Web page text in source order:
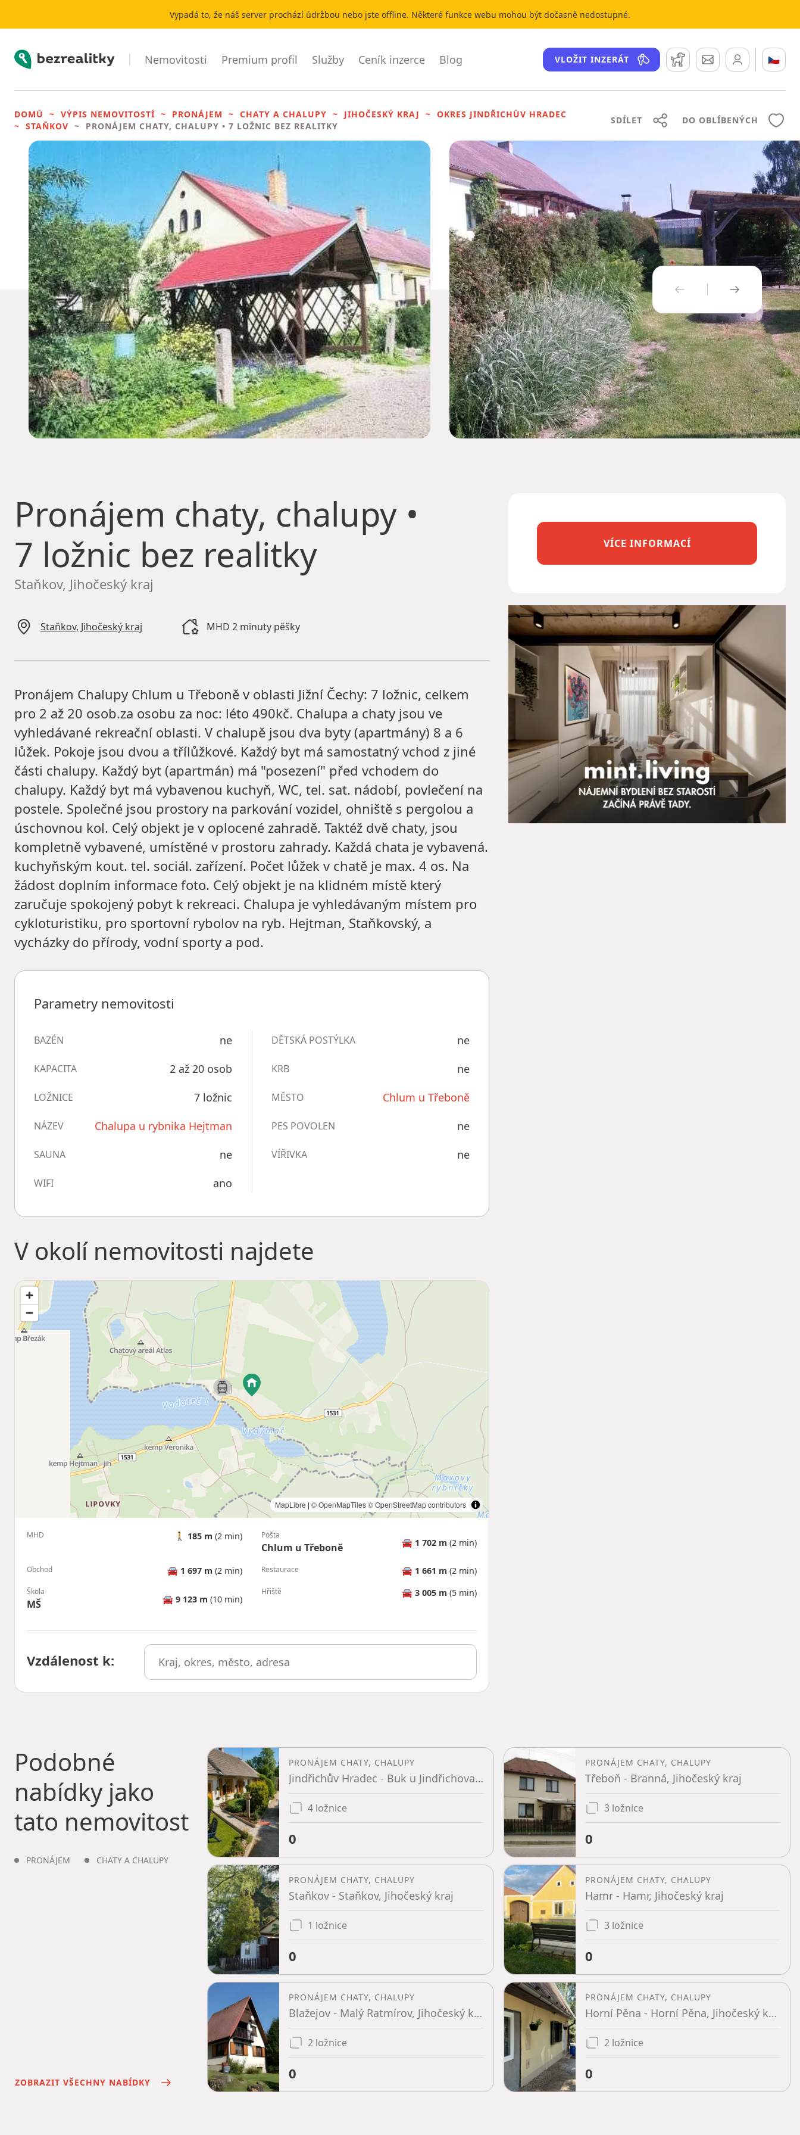
Vypadá to, že náš server prochází údržbou nebo jste offline. Některé funkce webu mohou být dočasně nedostupné.
Bezrealitky Nemovitosti Premium profil Služby Ceník inzerce Blog VLOŽIT INZERÁT Hlídací pesZprávy 🇨🇿
DOMŮ VÝPIS NEMOVITOSTÍ PRONÁJEM CHATY A CHALUPY JIHOČESKÝ KRAJ
OKRES JINDŘICHŮV HRADEC
STAŇKOV
PRONÁJEM CHATY, CHALUPY • 7 LOŽNIC BEZ REALITKY
SDÍLET DO OBLÍBENÝCH
PŘEDCHOZÍ
Pronájem chaty, chalupy •
7 ložnic bez realitky
Staňkov, Jihočeský kraj
Staňkov, Jihočeský kraj MHD 2 minuty pěšky
Pronájem Chalupy Chlum u Třeboně v oblasti Jižní Čechy: 7 ložnic, celkem
pro 2 až 20 osob.za osobu za noc: léto 490kč. Chalupa a chaty jsou ve
vyhledávané rekreační oblasti. V chalupě jsou dva byty (apartmány) 8 a 6
lůžek. Pokoje jsou dvou a třílůžkové. Každý byt má samostatný vchod z jiné
části chalupy. Každý byt (apartmán) má "posezení" před vchodem do
chalupy. Každý byt má vybavenou kuchyň, WC, tel. sat. nádobí, povlečení na
postele. Společné jsou prostory na parkování vozidel, ohniště s pergolou a
úschovnou kol. Celý objekt je v oplocené zahradě. Taktéž dvě chaty, jsou
kompletně vybavené, umístěné v prostoru zahrady. Každá chata je vybavená.
kuchyňským kout. tel. sociál. zařízení. Počet lůžek v chatě je max. 4 os. Na
žádost doplním informace foto. Celý objekt je na klidném místě který
zaručuje spokojený pobyt k rekreaci. Chalupa je vyhledávaným místem pro
cykloturistiku, pro sportovní rybolov na ryb. Hejtman, Staňkovský, a
vycházky do přírody, vodní sporty a pod.
Parametry nemovitosti
BAZÉN ne
KAPACITA 2 až 20 osob
LOŽNICE 7 ložnic
NÁZEV Chalupa u rybnika Hejtman
SAUNA ne
WIFI ano
DĚTSKÁ POSTÝLKA ne
KRB ne
MĚSTO Chlum u Třeboně
PES POVOLEN ne
VÍŘIVKA ne
V okolí nemovitosti najdete
MapLibre | © OpenMapTiles© OpenStreetMap contributors
MHD 🚶 185 m (2 min) Pošta
Chlum u Třeboně 🚘 1 702 m (2 min)
Obchod 🚘 1 697 m (2 min) Restaurace 🚘 1 661 m (2 min)
Škola
MŠ 🚘 9 123 m (10 min)
Hřiště 🚘 3 005 m (5 min)
Vzdálenost k:
VÍCE INFORMACÍ
Podobné
nabídky jako
tato nemovitost
PRONÁJEM CHATY A CHALUPY
ZOBRAZIT VŠECHNY NABÍDKY
PRONÁJEM CHATY, CHALUPY
Jindřichův Hradec - Buk u Jindřichova Hradce, Jihočeský kraj
4 ložnice
0
PRONÁJEM CHATY, CHALUPY
Třeboň - Branná, Jihočeský kraj
3 ložnice
0
PRONÁJEM CHATY, CHALUPY
Staňkov - Staňkov, Jihočeský kraj
1 ložnice
0
PRONÁJEM CHATY, CHALUPY
Hamr - Hamr, Jihočeský kraj
3 ložnice
0
PRONÁJEM CHATY, CHALUPY
Blažejov - Malý Ratmírov, Jihočeský kraj
2 ložnice
0
PRONÁJEM CHATY, CHALUPY
Horní Pěna - Horní Pěna, Jihočeský kraj
2 ložnice
0